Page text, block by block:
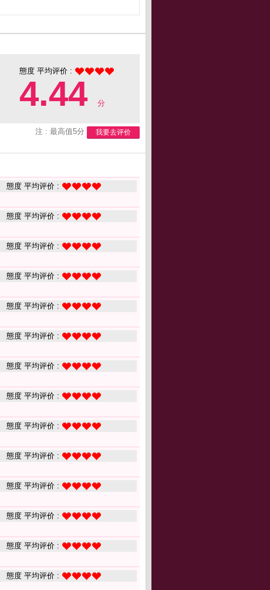
態度 平均评价 :
4.44 分
注 : 最高值5分 我要去评价
態度 平均评价 :
態度 平均评价 :
態度 平均评价 :
態度 平均评价 :
態度 平均评价 :
態度 平均评价 :
態度 平均评价 :
態度 平均评价 :
態度 平均评价 :
態度 平均评价 :
態度 平均评价 :
態度 平均评价 :
態度 平均评价 :
態度 平均评价 :